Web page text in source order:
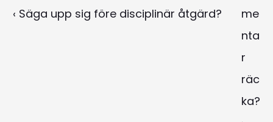
‹ Säga upp sig före disciplinär åtgärd?
me
nta
r
räc
ka?